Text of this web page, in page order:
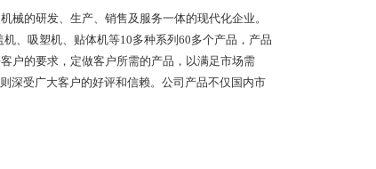
械的研发、生产、销售及服务一体的现代化企业。
、吸塑机、贴体机等10多种系列60多个产品，产品
户的要求，定做客户所需的产品，以满足市场需
深受广大客户的好评和信赖。公司产品不仅国内市